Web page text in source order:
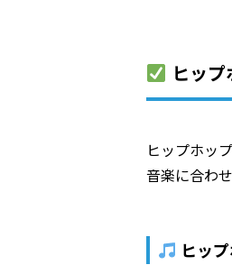
ヒッ
ヒップホッ
音楽に合わ
ヒッ